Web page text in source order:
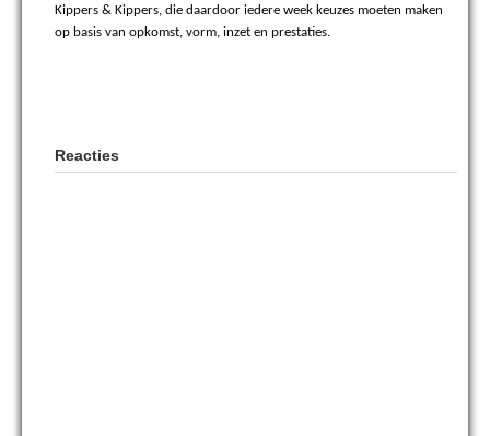
Kippers & Kippers, die daardoor iedere week keuzes moeten maken
op basis van opkomst, vorm, inzet en prestaties.
Reacties